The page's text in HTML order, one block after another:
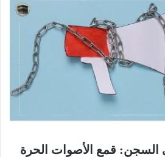
السجن: قمع الأصوات الحرة